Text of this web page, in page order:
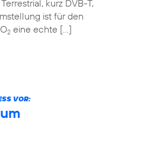
kurz DVB-T,
ist für den
2 eine echte […]
VOR: